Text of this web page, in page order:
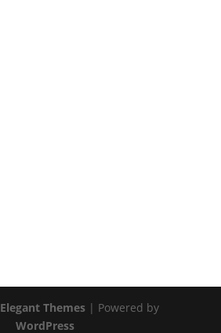
Elegant Themes| Powered by
WordPress